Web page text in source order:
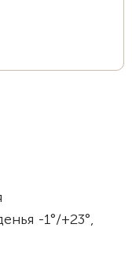
-1°/+23°,